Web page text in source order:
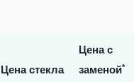
Цена стекла
Цена с
заменой*